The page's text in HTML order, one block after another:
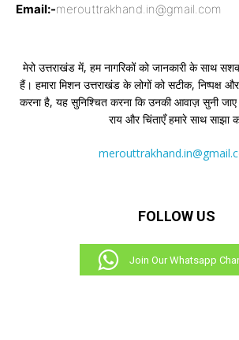
Email:-merouttrakhand.in@gmail.com
मेरो उत्तराखंड में, हम नागरिकों को जानकारी के साथ
हैं। हमारा मिशन उत्तराखंड के लोगों को सटीक, निष्पक्ष
करना है, यह सुनिश्चित करना कि उनकी आवाज़ सुनी
राय और चिंताएँ हमारे साथ साझा
FOLLOW US
Join Our Whatsapp